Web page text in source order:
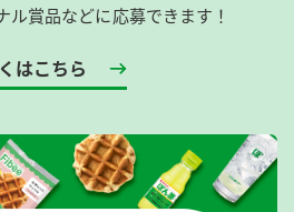
ル賞品などに応募できます！
はこちら